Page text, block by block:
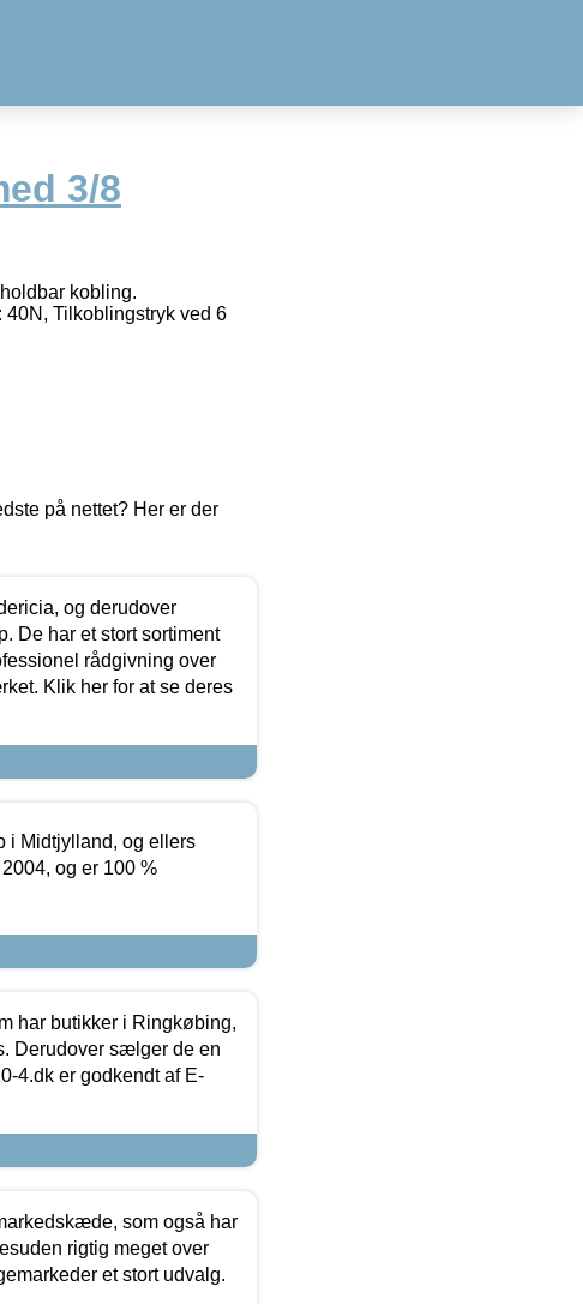
3/8
kobling.
40N, Tilkoblingstryk ved 6
på nettet? Her er der
og derudover
De har et stort sortiment
rådgivning over
Klik her for at se deres
i Midtjylland, og ellers
og er 100 %
har butikker i Ringkøbing,
Derudover sælger de en
4.dk er godkendt af E-
som også har
rigtig meget over
et stort udvalg.